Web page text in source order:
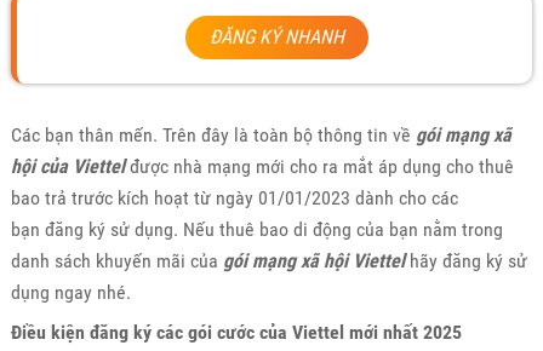
ĐĂNG KÝ NHANH
Các bạn thân mến. Trên đây là toàn bộ thông tin về gói mạng xã
hội của Viettelđược nhà mạng mới cho ra mắt áp dụng cho thuê
bao trả trước kích hoạt từ ngày 01/01/2023 dành cho các
bạn đăng ký sử dụng. Nếu thuê bao di động của bạn nằm trong
danh sách khuyến mãi của gói mạng xã hội Viettelhãy đăng ký sử
dụng ngay nhé.
Điều kiện đăng ký các gói cước của Viettel mới nhất 2025